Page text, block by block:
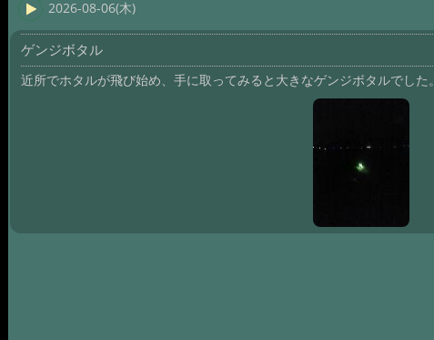
2026-08-06(木)
ゲンジボタル
近所でホタルが飛び始め、手に取ってみると大きなゲンジボタルでした。